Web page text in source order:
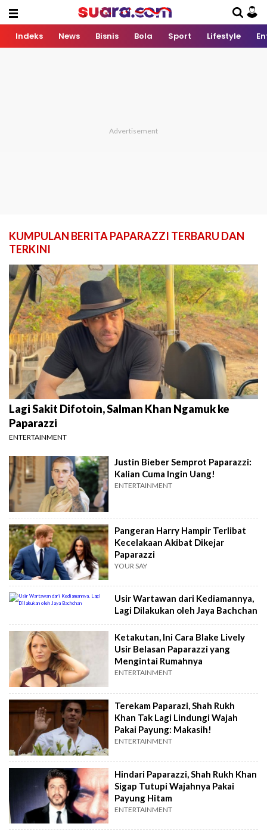
Indeks News Bisnis Bola Sport Lifestyle
KUMPULAN BERITA PAPARAZZI TERBARU DAN
TERKINI
Lagi Sakit Difotoin, Salman Khan Ngamuk ke
Paparazzi
ENTERTAINMENT
Justin Bieber Semprot Paparazzi:
Kalian Cuma Ingin Uang!
ENTERTAINMENT
Pangeran Harry Hampir Terlibat
Kecelakaan Akibat Dikejar
Paparazzi
YOUR SAY
Usir Wartawan dari Kediamannya,
Lagi Dilakukan oleh Jaya Bachchan
Ketakutan, Ini Cara Blake Lively
Usir Belasan Paparazzi yang
Mengintai Rumahnya
ENTERTAINMENT
Terekam Paparazi, Shah Rukh
Khan Tak Lagi Lindungi Wajah
Pakai Payung: Makasih!
ENTERTAINMENT
Hindari Paparazzi, Shah Rukh Khan
Sigap Tutupi Wajahnya Pakai
Payung Hitam
ENTERTAINMENT